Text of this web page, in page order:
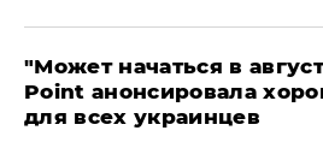
"Может начаться в
Point анонсировала
для всех украинцев